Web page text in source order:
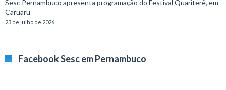
Sesc Pernambuco apresenta programação do Festival Quariterê, em
Caruaru
23 de julho de 2026
Facebook Sesc em Pernambuco